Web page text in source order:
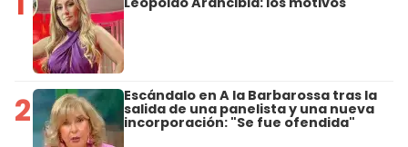
2 Escándalo en A la Barbarossa tras la
salida de una panelista y una nueva
incorporación: "Se fue ofendida"